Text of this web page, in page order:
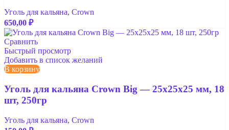
Уголь для кальяна, Crown
650,00 ₽
Сравнить
Быстрый просмотр
Добавить в список желаний
В корзину
Уголь для кальяна Crown Big — 25x25x25 мм, 18
шт, 250гр
Уголь для кальяна, Crown